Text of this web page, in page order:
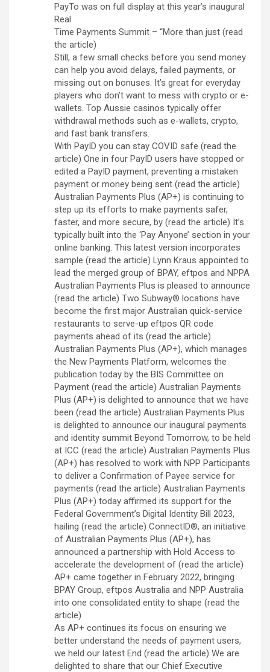
PayTo was on full display at this year’s inaugural
Real
Time Payments Summit – “More than just (read
the article)
Still, a few small checks before you send money
can help you avoid delays, failed payments, or
missing out on bonuses. It’s great for everyday
players who don’t want to mess with crypto or e-
wallets. Top Aussie casinos typically offer
withdrawal methods such as e-wallets, crypto,
and fast bank transfers.
With PayID you can stay COVID safe (read the
article) One in four PayID users have stopped or
edited a PayID payment, preventing a mistaken
payment or money being sent (read the article)
Australian Payments Plus (AP+) is continuing to
step up its efforts to make payments safer,
faster, and more secure, by (read the article) It’s
typically built into the ‘Pay Anyone’ section in your
online banking. This latest version incorporates
sample (read the article) Lynn Kraus appointed to
lead the merged group of BPAY, eftpos and NPPA
Australian Payments Plus is pleased to announce
(read the article) Two Subway® locations have
become the first major Australian quick-service
restaurants to serve-up eftpos QR code
payments ahead of its (read the article)
Australian Payments Plus (AP+), which manages
the New Payments Platform, welcomes the
publication today by the BIS Committee on
Payment (read the article) Australian Payments
Plus (AP+) is delighted to announce that we have
been (read the article) Australian Payments Plus
is delighted to announce our inaugural payments
and identity summit Beyond Tomorrow, to be held
at ICC (read the article) Australian Payments Plus
(AP+) has resolved to work with NPP Participants
to deliver a Confirmation of Payee service for
payments (read the article) Australian Payments
Plus (AP+) today affirmed its support for the
Federal Government’s Digital Identity Bill 2023,
hailing (read the article) ConnectID®, an initiative
of Australian Payments Plus (AP+), has
announced a partnership with Hold Access to
accelerate the development of (read the article)
AP+ came together in February 2022, bringing
BPAY Group, eftpos Australia and NPP Australia
into one consolidated entity to shape (read the
article)
As AP+ continues its focus on ensuring we
better understand the needs of payment users,
we held our latest End (read the article) We are
delighted to share that our Chief Executive